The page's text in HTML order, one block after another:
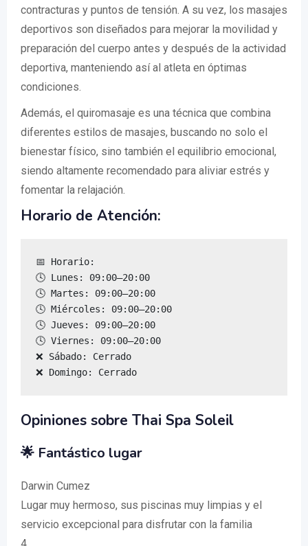
contracturas y puntos de tensión. A su vez, los masajes
deportivos son diseñados para mejorar la movilidad y
preparación del cuerpo antes y después de la actividad
deportiva, manteniendo así al atleta en óptimas
condiciones.
Además, el quiromasaje es una técnica que combina
diferentes estilos de masajes, buscando no solo el
bienestar físico, sino también el equilibrio emocional,
siendo altamente recomendado para aliviar estrés y
fomentar la relajación.
Horario de Atención:
📅 Horario:
🕓 Lunes: 09:00–20:00
🕓 Martes: 09:00–20:00
🕓 Miércoles: 09:00–20:00
🕓 Jueves: 09:00–20:00
🕓 Viernes: 09:00–20:00
❌ Sábado: Cerrado
❌ Domingo: Cerrado
Opiniones sobre Thai Spa Soleil
🌟 Fantástico lugar
Darwin Cumez
Lugar muy hermoso, sus piscinas muy limpias y el
servicio excepcional para disfrutar con la familia